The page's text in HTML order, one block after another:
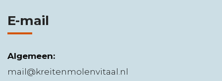
E-mail
Algemeen:
mail@kreitenmolenvitaal.nl